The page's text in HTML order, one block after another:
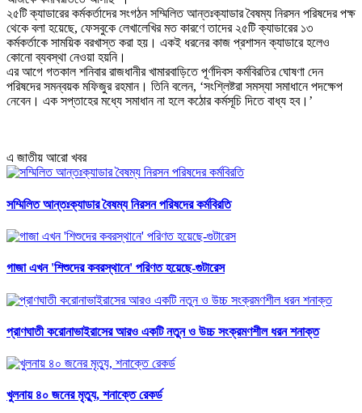
২৫টি ক্যাডারের কর্মকর্তাদের সংগঠন সম্মিলিত আন্তঃক্যাডার বৈষম্য নিরসন পরিষদের পক্ষ
থেকে বলা হয়েছে, ফেসবুকে লেখালেখির মত কারণে তাদের ২৫টি ক্যাডারের ১৩
কর্মকর্তাকে সাময়িক বরখাস্ত করা হয়। একই ধরনের কাজ প্রশাসন ক্যাডারে হলেও
কোনো ব্যবস্থা নেওয়া হয়নি।
এর আগে গতকাল শনিবার রাজধানীর খামারবাড়িতে পূর্ণদিবস কর্মবিরতির ঘোষণা দেন
পরিষদের সমন্বয়ক মফিজুর রহমান। তিনি বলেন, ‘সংশ্লিষ্টরা সমস্যা সমাধানে পদক্ষেপ
নেবেন। এক সপ্তাহের মধ্যে সমাধান না হলে কঠোর কর্মসূচি দিতে বাধ্য হব।’
এ জাতীয় আরো খবর
সম্মিলিত আন্তঃক্যাডার বৈষম্য নিরসন পরিষদের কর্মবিরতি
গাজা এখন 'শিশুদের কবরস্থানে' পরিণত হয়েছে-গুটারেস
প্রাণঘাতী করোনাভাইরাসের আরও একটি নতুন ও উচ্চ সংক্রমণশীল ধরন শনাক্ত
খুলনায় ৪০ জনের মৃত্যু, শনাক্তে রেকর্ড